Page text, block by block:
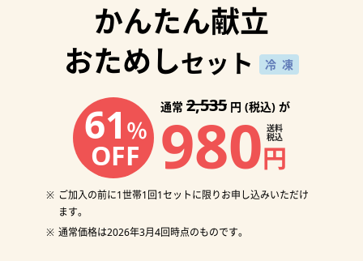
かんたん献立
おためしセット 冷凍
61 ％
OFF
通常 2,535 円 (税込) が
980 送料
税込
円
ご加入の前に1世帯1回1セットに限りお申し込みいただけ
ます。
通常価格は2026年3月4回時点のものです。